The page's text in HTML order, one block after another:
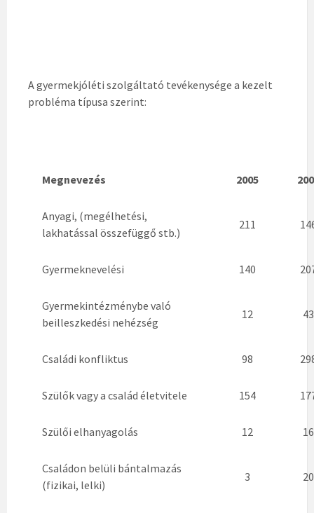
A gyermekjóléti szolgáltató tevékenysége a kezelt
probléma típusa szerint:
Megnevezés 2005
Anyagi, (megélhetési,
lakhatással összefüggő stb.)
211
Gyermeknevelési 140
Gyermekintézménybe való
beilleszkedési nehézség
12 43
Családi konfliktus 98
Szülők vagy a család életvitele 154
Szülői elhanyagolás 12 16
Családon belüli bántalmazás
(fizikai, lelki)
3 20